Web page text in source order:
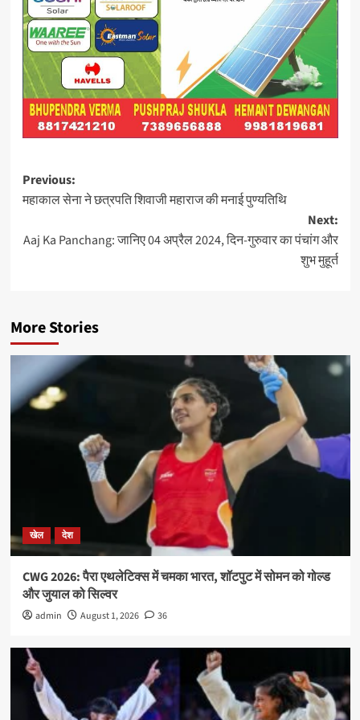
Post
navigation
Previous:
महाकाल सेना ने छत्रपति शिवाजी महाराज की मनाई पुण्यतिथि
Next:
Aaj Ka Panchang: जान‍िए 04 अप्रैल 2024, दिन-गुरुवार का पंचांग और
शुभ मुहूर्त
More Stories
खेल देश
CWG 2026: पैरा एथलेटिक्स में चमका भारत, शॉटपुट में सोमन को गोल्ड
और जुयाल को सिल्वर
admin August 1, 2026 36